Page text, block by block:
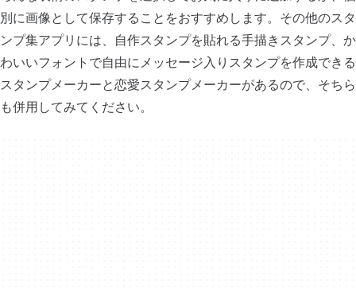
別に画像として保存することをおすすめします。その他のスタ
ンプ集アプリには、自作スタンプを貼れる手描きスタンプ、か
わいいフォントで自由にメッセージ入りスタンプを作成できる
スタンプメーカーと恋愛スタンプメーカーがあるので、そちら
も併用してみてください。